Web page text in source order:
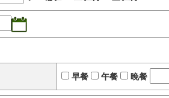
早餐 午餐 晚餐